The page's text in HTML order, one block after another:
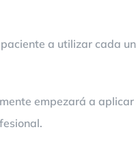
a utilizar cada
empezará a